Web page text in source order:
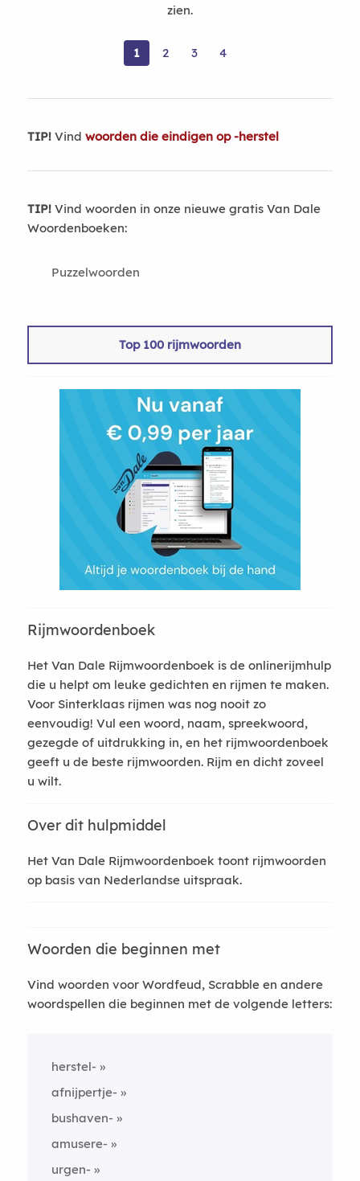
zien.
1 2 3 4
TIP!Vind woorden die eindigen op -herstel
TIP!Vind woorden in onze nieuwe gratis Van Dale
Woordenboeken:
Puzzelwoorden
Top 100 rijmwoorden
Rijmwoordenboek
Het Van Dale Rijmwoordenboek is de onlinerijmhulp
die u helpt om leuke gedichten en rijmen te maken.
Voor Sinterklaas rijmen was nog nooit zo
eenvoudig! Vul een woord, naam, spreekwoord,
gezegde of uitdrukking in, en het rijmwoordenboek
geeft u de beste rijmwoorden. Rijm en dicht zoveel
u wilt.
Over dit hulpmiddel
Het Van Dale Rijmwoordenboek toont rijmwoorden
op basis van Nederlandse uitspraak.
Woorden die beginnen met
Vind woorden voor Wordfeud, Scrabble en andere
woordspellen die beginnen met de volgende letters:
herstel-
afnijpertje-
bushaven-
amusere-
urgen-